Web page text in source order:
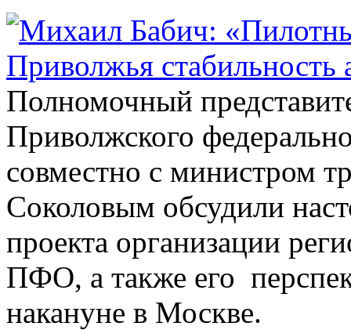
Полномочный
Приволжского
совместно с министром
Соколовым обсудили
проекта организации
ПФО, а также его
накануне в Москве.